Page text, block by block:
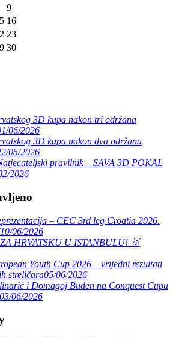
9
16
23
30
3D kupa nakon tri održana
06/2026
3D kupa nakon dva održana
05/2026
pravilnik – SAVA 3D POKAL
2026
– CEC 3rd leg Croatia 2026.
10/06/2026
HRVATSKU U ISTANBULU! 🥇
Youth Cup 2026 – vrijedni rezultati
streličara05/06/2026
i Domagoj Buden na Conquest Cupu
03/06/2026